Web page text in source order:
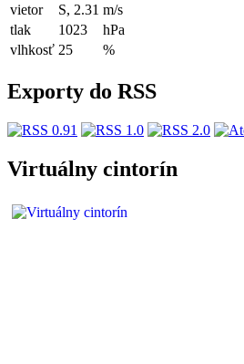
vietor
S, 2.31 m/s
tlak
1023
hPa
vlhkosť 25 %
Exporty do RSS
Virtuálny cintorín